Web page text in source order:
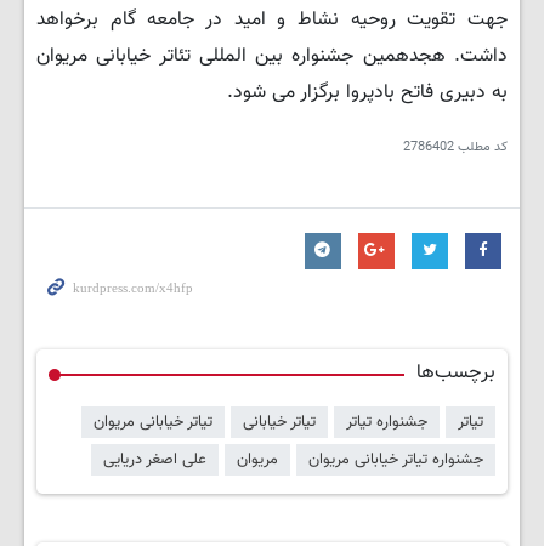
جهت تقویت روحیه نشاط و امید در جامعه گام برخواهد
داشت. هجدهمین جشنواره بین المللی تئاتر خیابانی مریوان
به دبیری فاتح بادپروا برگزار می شود.
کد مطلب2786402
برچسب‌ها
تیاتر جشنواره تیاتر تیاتر خیابانی
تیاتر خیابانی مریوان
جشنواره تیاتر خیابانی مریوان
مریوان علی اصغر دریایی